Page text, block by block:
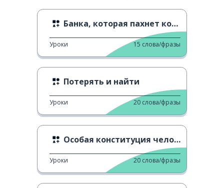
Банка, которая пахнет космосом
Уроки 15 слова/фразы
Потерять и найти
Уроки 20 слова/фразы
Особая конституция человека
Уроки 20 слова/фразы